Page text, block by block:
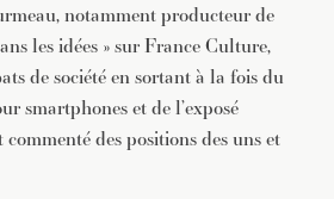
notamment producteur de
les idées » sur France Culture,
de société en sortant à la fois du
smartphones et de l’exposé
des positions des uns et